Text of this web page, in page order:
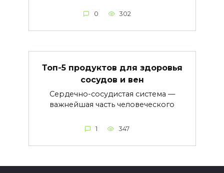
0 302
Топ-5 продуктов для здоровья
сосудов и вен
Сердечно-сосудистая система —
важнейшая часть человеческого
1 347